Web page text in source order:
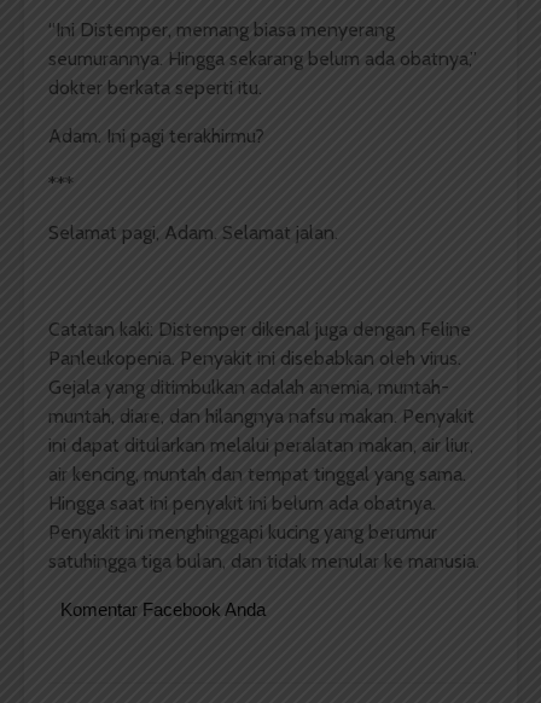
“Ini Distemper, memang biasa menyerang
seumurannya. Hingga sekarang belum ada obatnya,”
dokter berkata seperti itu.
Adam. Ini pagi terakhirmu?
***
Selamat pagi, Adam. Selamat jalan.
Catatan kaki: Distemper dikenal juga dengan Feline
Panleukopenia. Penyakit ini disebabkan oleh virus.
Gejala yang ditimbulkan adalah anemia, muntah-
muntah, diare, dan hilangnya nafsu makan. Penyakit
ini dapat ditularkan melalui peralatan makan, air liur,
air kencing, muntah dan tempat tinggal yang sama.
Hingga saat ini penyakit ini belum ada obatnya.
Penyakit ini menghinggapi kucing yang berumur
satuhingga tiga bulan, dan tidak menular ke manusia.
Komentar Facebook Anda